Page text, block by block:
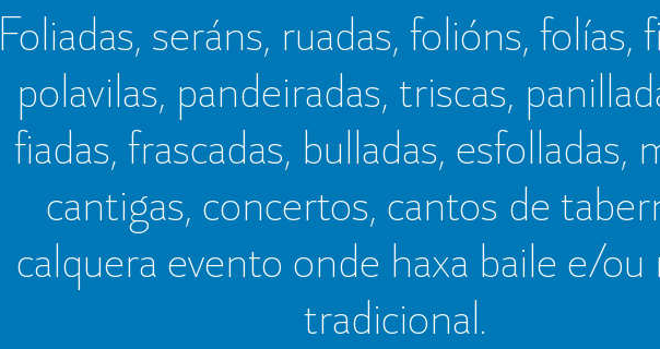
Foliadas, seráns, ruadas, folións, folías,
polavilas, pandeiradas, triscas,
fiadas, frascadas, bulladas, esfolladas,
cantigas, concertos, cantos de
calquera evento onde haxa baile e/ou
tradicional.